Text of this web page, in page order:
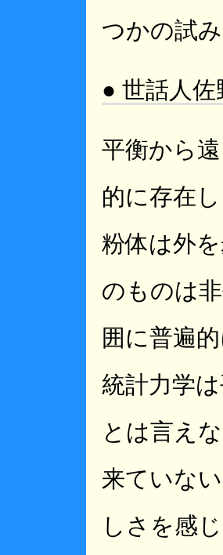
つかの試
● 世話人
平衡から
的に存在
粉体は外
のものは
囲に普遍
統計力学
とは言え
来ていな
しさを感